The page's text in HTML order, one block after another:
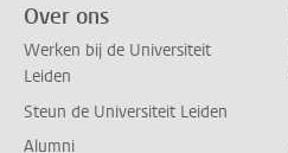
Over ons
Werken bij de Universiteit
Leiden
Steun de Universiteit Leiden
Alumni